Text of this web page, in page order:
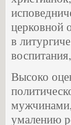
церковной
в
Высоко
умалению